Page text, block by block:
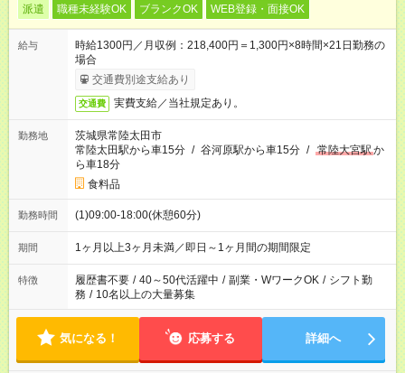
派遣 職種未経験OK ブランクOK WEB登録・面接OK
給与
時給1300円／月収例：218,400円＝1,300円×8時間×21日勤務の
場合
交通費別途支給あり
交通費 実費支給／当社規定あり。
勤務地
茨城県常陸太田市
常陸太田駅から車15分 / 谷河原駅から車15分 / 常陸大宮駅か
ら車18分
食料品
勤務時間 (1)09:00-18:00(休憩60分)
期間 1ヶ月以上3ヶ月未満／即日～1ヶ月間の期間限定
特徴 履歴書不要 / 40～50代活躍中 / 副業・WワークOK / シフト勤
務 / 10名以上の大量募集
気になる！ 応募する 詳細へ